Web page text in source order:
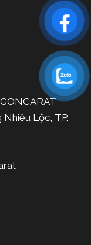
Lộc, TP.